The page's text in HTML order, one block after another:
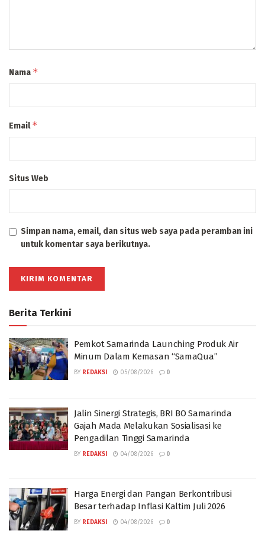
Nama *
Email*
Situs Web
Simpan nama, email, dan situs web saya pada peramban ini
untuk komentar saya berikutnya.
Berita Terkini
Pemkot Samarinda Launching Produk Air
Minum Dalam Kemasan “SamaQua”
BY REDAKSI 05/08/2026 0
Jalin Sinergi Strategis, BRI BO Samarinda
Gajah Mada Melakukan Sosialisasi ke
Pengadilan Tinggi Samarinda
BY REDAKSI 04/08/2026 0
Harga Energi dan Pangan Berkontribusi
Besar terhadap Inflasi Kaltim Juli 2026
BY REDAKSI 04/08/2026 0